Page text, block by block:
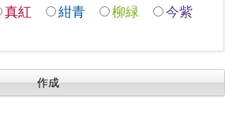
真紅 紺青 柳緑 今紫